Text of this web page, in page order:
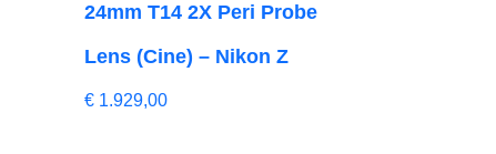
24mm T14 2X Peri Probe
Lens (Cine) – Nikon Z
€ 1.929,00